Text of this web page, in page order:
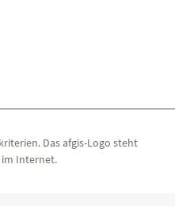
Das afgis-Logo steht
Internet.